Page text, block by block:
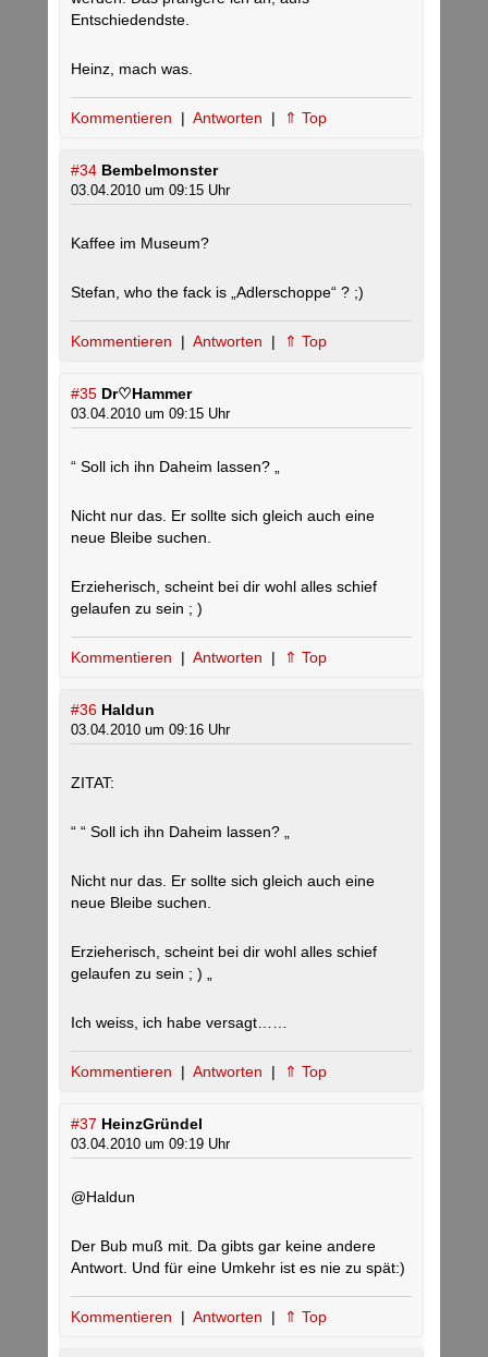
Entschiedendste.
Heinz, mach was.
Kommentieren | Antworten | ⇑ Top
#34 Bembelmonster
03.04.2010 um 09:15 Uhr
Kaffee im Museum?
Stefan, who the fack is „Adlerschoppe“ ? ;)
Kommentieren | Antworten | ⇑ Top
#35 Dr♡Hammer
03.04.2010 um 09:15 Uhr
“ Soll ich ihn Daheim lassen? „
Nicht nur das. Er sollte sich gleich auch eine
neue Bleibe suchen.
Erzieherisch, scheint bei dir wohl alles schief
gelaufen zu sein ; )
Kommentieren | Antworten | ⇑ Top
#36 Haldun
03.04.2010 um 09:16 Uhr
ZITAT:
“ “ Soll ich ihn Daheim lassen? „
Nicht nur das. Er sollte sich gleich auch eine
neue Bleibe suchen.
Erzieherisch, scheint bei dir wohl alles schief
gelaufen zu sein ; ) „
Ich weiss, ich habe versagt……
Kommentieren | Antworten | ⇑ Top
#37 HeinzGründel
03.04.2010 um 09:19 Uhr
@Haldun
Der Bub muß mit. Da gibts gar keine andere
Antwort. Und für eine Umkehr ist es nie zu spät:)
Kommentieren | Antworten | ⇑ Top